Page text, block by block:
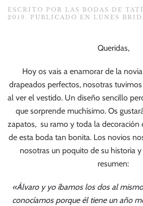
ESCRITO POR LAS BODAS DE
2019 . PUBLICADO EN LUNES
Queridas,
Hoy os vais a enamorar de la
drapeados perfectos, nosotras
al ver el vestido. Un diseño sencillo
que sorprende muchísimo. Os
zapatos, su ramo y toda la decoración
de esta boda tan bonita. Los novios
nosotras un poquito de su historia
resumen:
«Álvaro y yo íbamos los dos al
conocíamos porque él tiene un año